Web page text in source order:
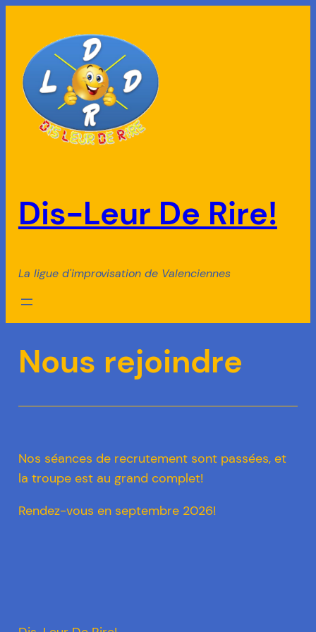
contenu
Dis-Leur De Rire!
La ligue d'improvisation de Valenciennes
Nous rejoindre
Nos séances de recrutement sont passées, et
la troupe est au grand complet!
Rendez-vous en septembre 2026!